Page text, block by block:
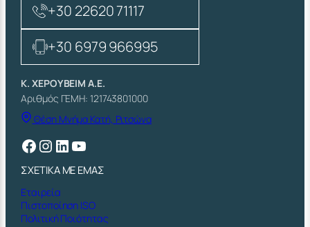
+30 22620 71117
+30 6979 966995
Κ. ΧΕΡΟΥΒΕΙΜ Α.Ε.
Αριθμός ΓΕΜΗ: 121743801000
Θέση Μνήμα Κατή, Ριτσώνα
Facebook Instagram Linkedin YouTube
ΣΧΕΤΙΚΑ ΜΕ ΕΜΑΣ
Εταιρεία
Πιστοποίηση ISO
Πολιτική Ποιότητας